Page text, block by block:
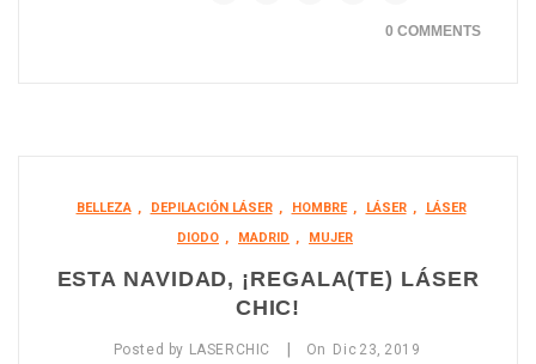
0 COMMENTS
BELLEZA , DEPILACIÓN LÁSER , HOMBRE , LÁSER ,
LÁSER
DIODO , MADRID , MUJER
ESTA NAVIDAD, ¡REGALA(TE) LÁSER
CHIC!
Posted by LASERCHIC On Dic 23, 2019